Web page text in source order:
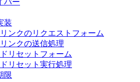
バー
装
ンクのリクエストフォーム
ンクの送信処理
リセットフォーム
リセット実行処理
限